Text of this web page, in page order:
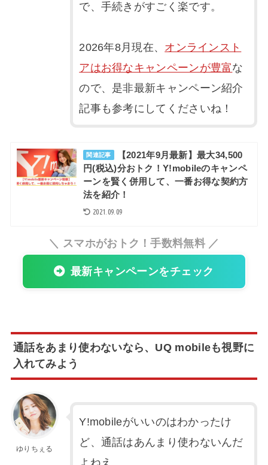
で、手続きがすごく楽です。
2026年8月現在、 オンラインスト
アはお得なキャンペーンが豊富な
ので、是非最新キャンペーン紹介
記事も参考にしてくださいね！
関連記事
【2021年9月最新】最大34,500
円(税込)分おトク！Y!mobileのキャンペ
ーンを賢く併用して、一番お得な契約方
法を紹介！
2021.09.09
＼ スマホがおトク！手数料無料 ／
最新キャンペーンをチェック
通話をあまり使わないなら、UQ mobileも視野に
入れてみよう
ゆりちぇる
Y!mobileがいいのはわかったけ
ど、通話はあんまり使わないんだ
よねえ。